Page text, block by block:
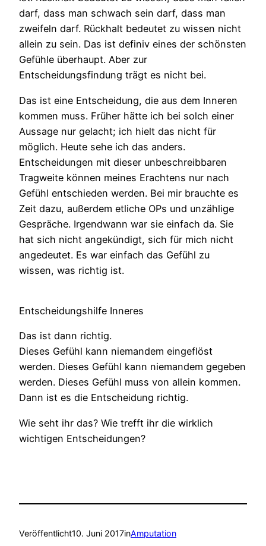
darf, dass man schwach sein darf, dass man
zweifeln darf. Rückhalt bedeutet zu wissen nicht
allein zu sein. Das ist definiv eines der schönsten
Gefühle überhaupt. Aber zur
Entscheidungsfindung trägt es nicht bei.
Das ist eine Entscheidung, die aus dem Inneren
kommen muss. Früher hätte ich bei solch einer
Aussage nur gelacht; ich hielt das nicht für
möglich. Heute sehe ich das anders.
Entscheidungen mit dieser unbeschreibbaren
Tragweite können meines Erachtens nur nach
Gefühl entschieden werden. Bei mir brauchte es
Zeit dazu, außerdem etliche OPs und unzählige
Gespräche. Irgendwann war sie einfach da. Sie
hat sich nicht angekündigt, sich für mich nicht
angedeutet. Es war einfach das Gefühl zu
wissen, was richtig ist.
Entscheidungshilfe Inneres
Das ist dann richtig.
Dieses Gefühl kann niemandem eingeflöst
werden. Dieses Gefühl kann niemandem gegeben
werden. Dieses Gefühl muss von allein kommen.
Dann ist es die Entscheidung richtig.
Wie seht ihr das? Wie trefft ihr die wirklich
wichtigen Entscheidungen?
Veröffentlicht10. Juni 2017inAmputation